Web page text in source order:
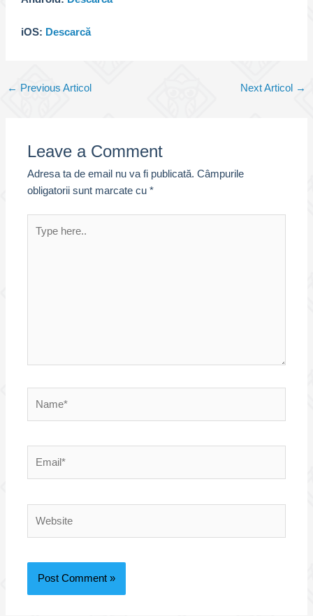
iOS: Descarcă
Post
← Previous Articol Next Articol →
Leave a Comment
Adresa ta de email nu va fi publicată. Câmpurile
obligatorii sunt marcate cu*
here..